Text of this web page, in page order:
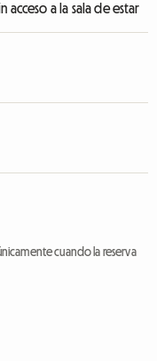
acceso a la sala de estar
cuando la reserva